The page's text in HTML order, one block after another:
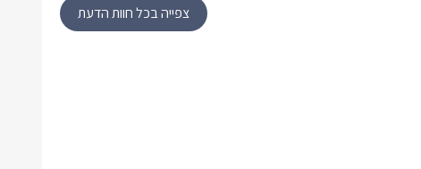
צפייה בכל חוות הדעת